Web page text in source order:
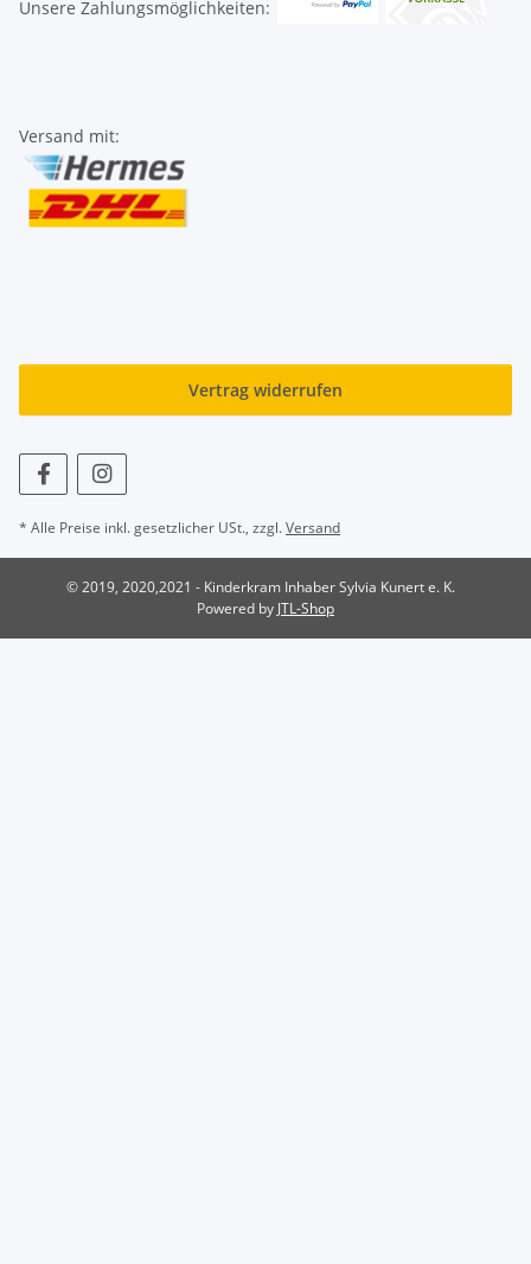
Unsere Zahlungsmöglichkeiten:
Versand mit:
Vertrag widerrufen
* Alle Preise inkl. gesetzlicher USt., zzgl.Versand
© 2019, 2020,2021 - Kinderkram Inhaber Sylvia Kunert e. K.
Powered by JTL-Shop